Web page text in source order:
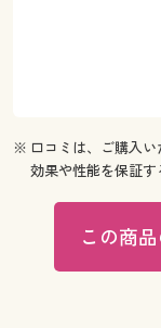
※ 口コミは、ご購入い
効果や性能を保証す
この商